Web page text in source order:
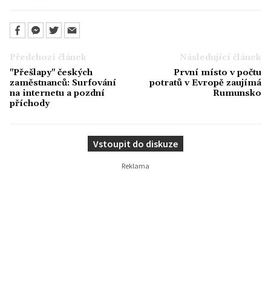
Předchozí článek
"Přešlapy" českých
zaměstnanců: Surfování
na internetu a pozdní
příchody
Následující článek
První místo v počtu
potratů v Evropě zaujímá
Rumunsko
Vstoupit do diskuze